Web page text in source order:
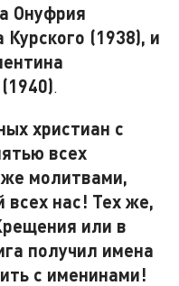
Онуфрия
Курского (1938), и
.
христиан с
всех
молитвами,
всех нас! Тех же,
или в
получил имена
с именинами!